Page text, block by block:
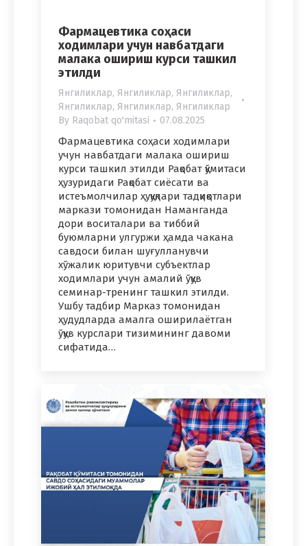
Фармацевтика соҳаси
ходимлари учун навбатдаги
малака ошириш курси ташкил
этилди
Янгиликлар, Янгиликлар, Янгиликлар,
Янгиликлар, Янгиликлар, Янгиликлар
By Raqobat qo'mitasi 07.08.2025
Фармацевтика соҳаси ходимлари
учун навбатдаги малака ошириш
курси ташкил этилди Рақобат қўмитаси
ҳузуридаги Рақобат сиёсати ва
истеъмолчилар ҳуқуқлари тадқиқотлари
маркази томонидан Наманганда
дори воситалари ва тиббий
буюмларни улгуржи ҳамда чакана
савдоси билан шуғулланувчи
хўжалик юритувчи субъектлар
ходимлари учун амалий ўқув
семинар-тренинг ташкил этилди.
Ушбу тадбир Марказ томонидан
ҳудудларда амалга оширилаётган
ўқув курслари тизимининг давоми
сифатида…